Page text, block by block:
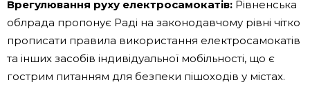
Врегулювання руху електросамокатів: Рівненська
облрада пропонує Раді на законодавчому рівні чітко
прописати правила використання електросамокатів
та інших засобів індивідуальної мобільності, що є
гострим питанням для безпеки пішоходів у містах.